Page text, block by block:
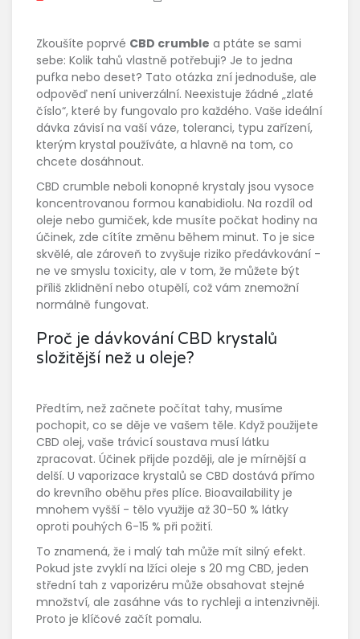
Zkoušíte poprvé CBD crumble a ptáte se sami
sebe: Kolik tahů vlastně potřebuji? Je to jedna
pufka nebo deset? Tato otázka zní jednoduše, ale
odpověď není univerzální. Neexistuje žádné „zlaté
číslo“, které by fungovalo pro každého. Vaše ideální
dávka závisí na vaší váze, toleranci, typu zařízení,
kterým krystal používáte, a hlavně na tom, co
chcete dosáhnout.
CBD crumble neboli konopné krystaly jsou vysoce
koncentrovanou formou kanabidiolu. Na rozdíl od
oleje nebo gumiček, kde musíte počkat hodiny na
účinek, zde cítíte změnu během minut. To je sice
skvělé, ale zároveň to zvyšuje riziko předávkování -
ne ve smyslu toxicity, ale v tom, že můžete být
příliš zklidnění nebo otupělí, což vám znemožní
normálně fungovat.
Proč je dávkování CBD krystalů
složitější než u oleje?
Předtím, než začnete počítat tahy, musíme
pochopit, co se děje ve vašem těle. Když použijete
CBD olej, vaše trávicí soustava musí látku
zpracovat. Účinek přijde později, ale je mírnější a
delší. U vaporizace krystalů se CBD dostává přímo
do krevního oběhu přes plíce. Bioavailability je
mnohem vyšší - tělo využije až 30-50 % látky
oproti pouhých 6-15 % při požití.
To znamená, že i malý tah může mít silný efekt.
Pokud jste zvyklí na lžíci oleje s 20 mg CBD, jeden
střední tah z vaporizéru může obsahovat stejné
množství, ale zasáhne vás to rychleji a intenzivněji.
Proto je klíčové začít pomalu.